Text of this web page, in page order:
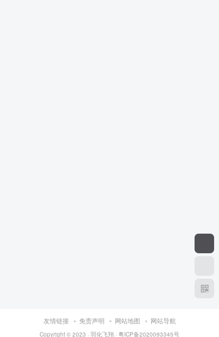
友情链接 免责声明 网站地图 网站导航
Copyright © 2023 · 羽化飞翔 · 粤ICP备2020093345号